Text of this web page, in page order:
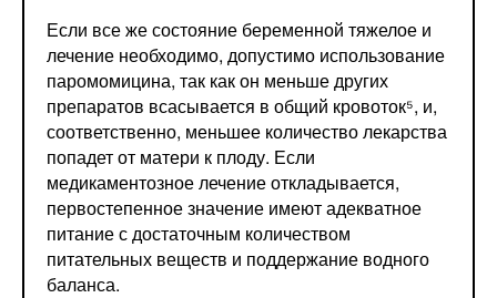
Если все же состояние беременной тяжелое и
лечение необходимо, допустимо использование
паромомицина, так как он меньше других
препаратов всасывается в общий кровоток⁵, и,
соответственно, меньшее количество лекарства
попадет от матери к плоду. Если
медикаментозное лечение откладывается,
первостепенное значение имеют адекватное
питание с достаточным количеством
питательных веществ и поддержание водного
баланса.